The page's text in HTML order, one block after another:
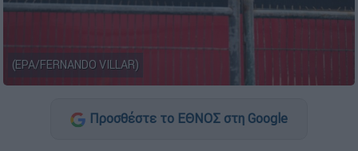
(EPA/FERNANDO VILLAR)
Προσθέστε το ΕΘΝΟΣ στη Google